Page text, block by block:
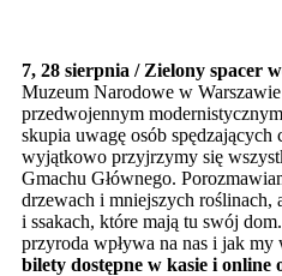
7, 28 sierpnia / Zielony spacer
Muzeum Narodowe w
przedwojennym
skupia uwagę osób
wyjątkowo przyjrzymy się
Gmachu Głównego.
drzewach i mniejszych roślinach,
i ssakach, które mają tu swój
przyroda wpływa na nas i jak my
bilety dostępne w kasie i online